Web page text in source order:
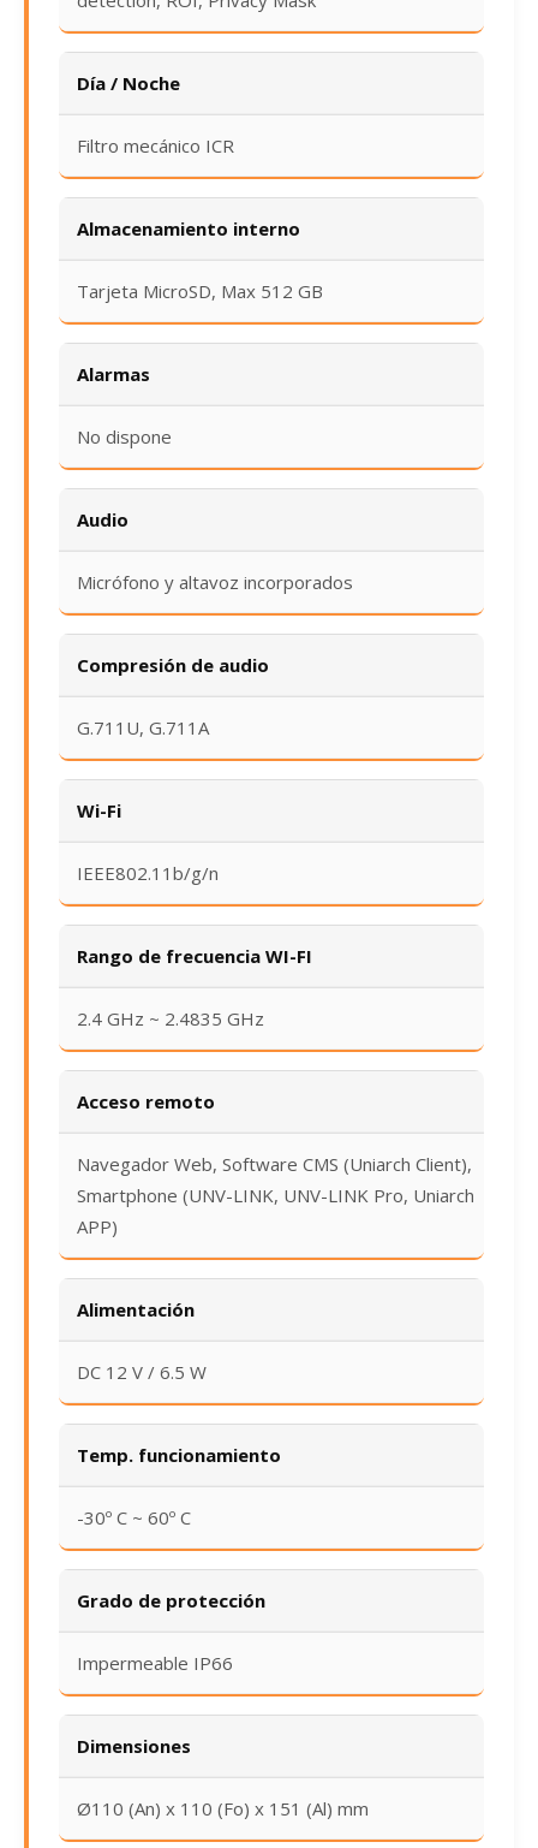
Día / Noche
Filtro mecánico ICR
Almacenamiento interno
Tarjeta MicroSD, Max 512 GB
Alarmas
No dispone
Audio
Micrófono y altavoz incorporados
Compresión de audio
G.711U, G.711A
Wi-Fi
IEEE802.11b/g/n
Rango de frecuencia WI-FI
2.4 GHz ~ 2.4835 GHz
Acceso remoto
Navegador Web, Software CMS (Uniarch Client),
Smartphone (UNV-LINK, UNV-LINK Pro, Uniarch
APP)
Alimentación
DC 12 V / 6.5 W
Temp. funcionamiento
-30º C ~ 60º C
Grado de protección
Impermeable IP66
Dimensiones
Ø110 (An) x 110 (Fo) x 151 (Al) mm